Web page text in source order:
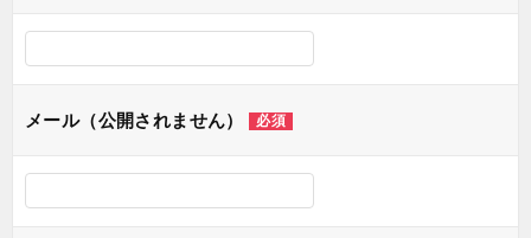
ョ
メール（公開されません） 必須